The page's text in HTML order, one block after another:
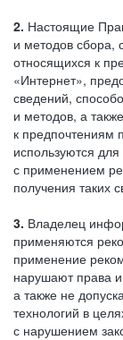
2. Настоящие
и методов сбора,
относящихся к
«Интернет»,
сведений,
и методов, а
к предпочтениям
используются
с применением
получения таких
3. Владелец
применяются
применение
нарушают права
а также не
технологий в
с нарушением